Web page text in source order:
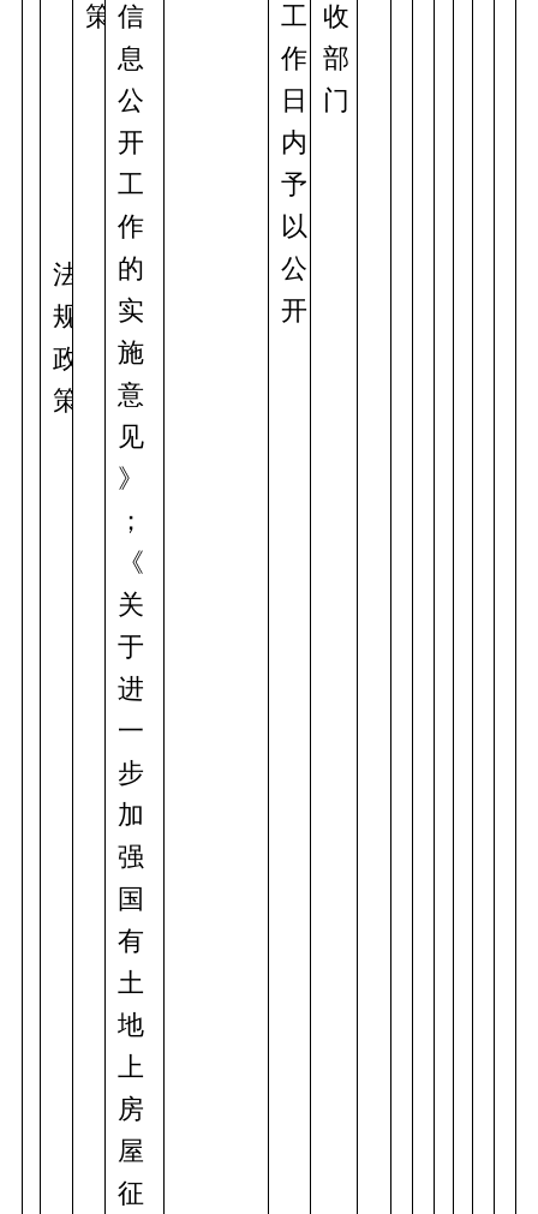
法
规
政
策
策 信
息
公
开
工
作
的
实
施
意
见
》
；
《
关
于
进
一
步
加
强
国
有
土
地
上
房
屋
征
工
作
日
内
予
以
公
开
收
部
门